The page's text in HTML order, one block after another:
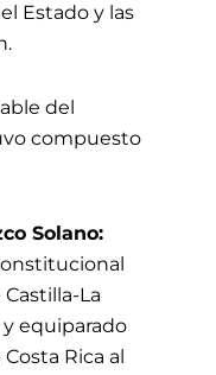
Estado y las
del
compuesto
Solano:
La
equiparado
Rica al